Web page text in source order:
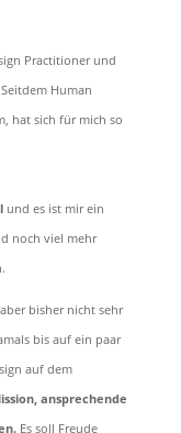
Practitioner und
Human
hat sich für mich so
und es ist mir ein
noch viel mehr
bisher nicht sehr
bis auf ein paar
auf dem
ansprechende
Es soll Freude